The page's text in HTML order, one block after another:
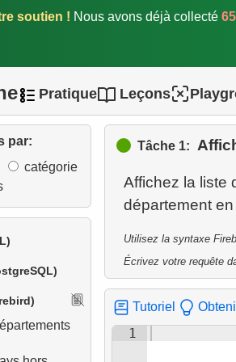
soutien ! Nous avons déjà collecté
Pratique Leçons
par:
catégorie
des noms
Tâche 1:
Affichez la liste
Utilisez la syntaxe
Écrivez votre requête
Tutoriel
1